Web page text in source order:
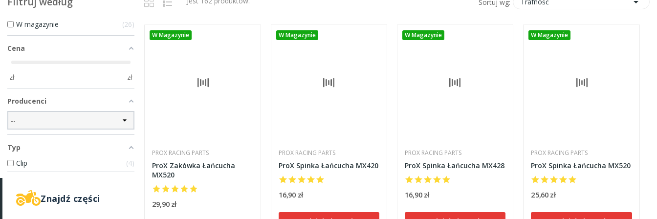
W magazynie 26
Cena
zł zł
Producenci
Typ
Clip
4
Znajdź części
Sortuj wg: Trafność
W Magazynie
PROX RACING PARTS
ProX Zakówka Łańcucha
MX520
29,90 zł
W Magazynie
PROX RACING PARTS
ProX Spinka Łańcucha MX420
16,90 zł
W Magazynie
PROX RACING PARTS
ProX Spinka Łańcucha MX428
16,90 zł
W Magazynie
PROX RACING PARTS
ProX Spinka Łańcucha MX520
25,60 zł